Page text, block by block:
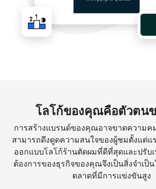
โลโก้ของคุณคือตัวตน
การสร้างแบรนด์ของคุณอาจขาดความค
สามารถดึงดูดความสนใจของผู้ชมตั้งแต่แ
ออกแบบโลโก้ร้านตัดผมที่ดีที่สุดและปรับ
ต้องการของธุรกิจของคุณจึงเป็นสิ่งจำเป็
ตลาดที่มีการแข่งขันสูง